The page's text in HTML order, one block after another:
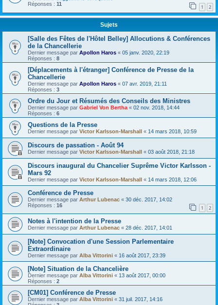
r
Réponses : 11 1 2
Sujets
[Salle des Fêtes de l'Hôtel Belley] Allocutions & Conférences
de la Chancellerie
Dernier message par Apollon Haros « 05 janv. 2020, 22:19
Réponses : 8
[Déplacements à l'étranger] Conférence de Presse de la
Chancellerie
Dernier message par Apollon Haros « 07 avr. 2019, 21:11
Réponses : 3
Ordre du Jour et Résumés des Conseils des Ministres
Dernier message par Gabriel Von Bertha « 02 nov. 2018, 14:44
Réponses : 6
Questions de la Presse
Dernier message par Victor Karlsson-Marshall « 14 mars 2018, 10:59
Discours de passation - Août 94
Dernier message par Victor Karlsson-Marshall « 03 août 2018, 21:18
Discours inaugural du Chancelier Suprême Victor Karlsson -
Mars 92
Dernier message par Victor Karlsson-Marshall « 14 mars 2018, 12:06
Conférence de Presse
Dernier message par Arthur Lubenac « 30 déc. 2017, 14:02
Réponses : 16 1 2
Notes à l'intention de la Presse
Dernier message par Arthur Lubenac « 28 déc. 2017, 14:01
[Note] Convocation d'une Session Parlementaire
Extraordinaire
Dernier message par Alba Vittorini « 16 août 2017, 23:39
[Note] Situation de la Chancelière
Dernier message par Alba Vittorini « 13 août 2017, 00:00
Réponses : 2
[CM01] Conférence de Presse
Dernier message par Alba Vittorini « 31 juil. 2017, 14:16